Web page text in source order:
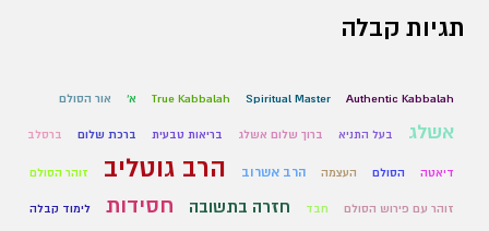
תגיות קבלה
Authentic Kabbalah
Spiritual Master
True Kabbalah א' אור הסולם
אשלג בעל התניא ברוך שלום אשלג בריאות טבעית ברכת שלום ברסלב
דיאטה הסולם העצמה הרב אשרוב הרב גוטליב זוהר הסולם
זוהר עם פירוש הסולם חבד חזרה בתשובה חסידות לימוד קבלה